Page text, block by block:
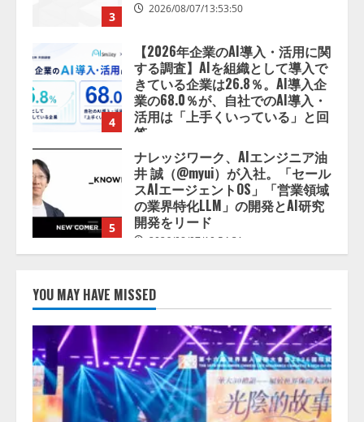
3
2026/08/07/13:53:50
4
【2026年企業のAI導入・活用に関
する調査】AIを組織として導入で
きている企業は26.8％。AI導入企
業の68.0％が、自社でのAI導入・
活用は「上手くいっている」と回
答
2026/08/07/13:53:50
5
ナレッジワーク、AIエンジニア油
井 誠（@myui）が入社。「セール
スAIエージェントOS」「営業領域
の業界特化LLM」の開発とAI研究
開発をリード
2026/08/07/10:54:31
AIがアドバイス「AIコーチ」をリ
リース
2026/08/09/01:53:44
【開催報告】次世代AIプラットフ
ォーム「TAIZA」および新サービ
スに関する記者発表会を開催
YOU MAY HAVE MISSED